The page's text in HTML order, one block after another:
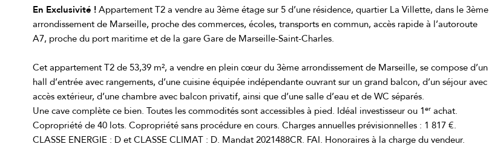
En Exclusivité ! Appartement T2 a vendre au 3ème étage sur 5 d’une résidence, quartier La Villette, dans le 3ème
arrondissement de Marseille, proche des commerces, écoles, transports en commun, accès rapide à l’autoroute
A7, proche du port maritime et de la gare Gare de Marseille-Saint-Charles.
Cet appartement T2 de 53,39 m², a vendre en plein cœur du 3ème arrondissement de Marseille, se compose d’un
hall d’entrée avec rangements, d’une cuisine équipée indépendante ouvrant sur un grand balcon, d’un séjour avec
accès extérieur, d’une chambre avec balcon privatif, ainsi que d’une salle d’eau et de WC séparés.
Une cave complète ce bien. Toutes les commodités sont accessibles à pied. Idéal investisseur ou 1er achat.
Copropriété de 40 lots. Copropriété sans procédure en cours. Charges annuelles prévisionnelles : 1 817 €.
CLASSE ENERGIE : D et CLASSE CLIMAT : D. Mandat 2021488CR. FAI. Honoraires à la charge du vendeur.